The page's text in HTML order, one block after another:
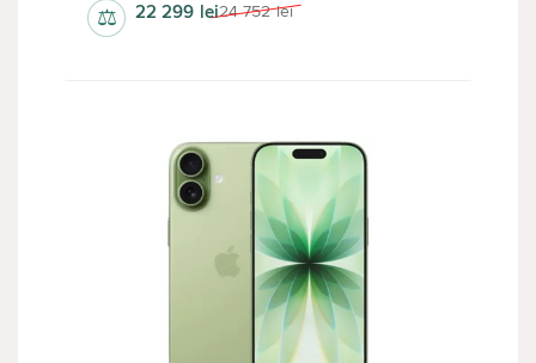
24 752 lei
22 299 lei
⚖